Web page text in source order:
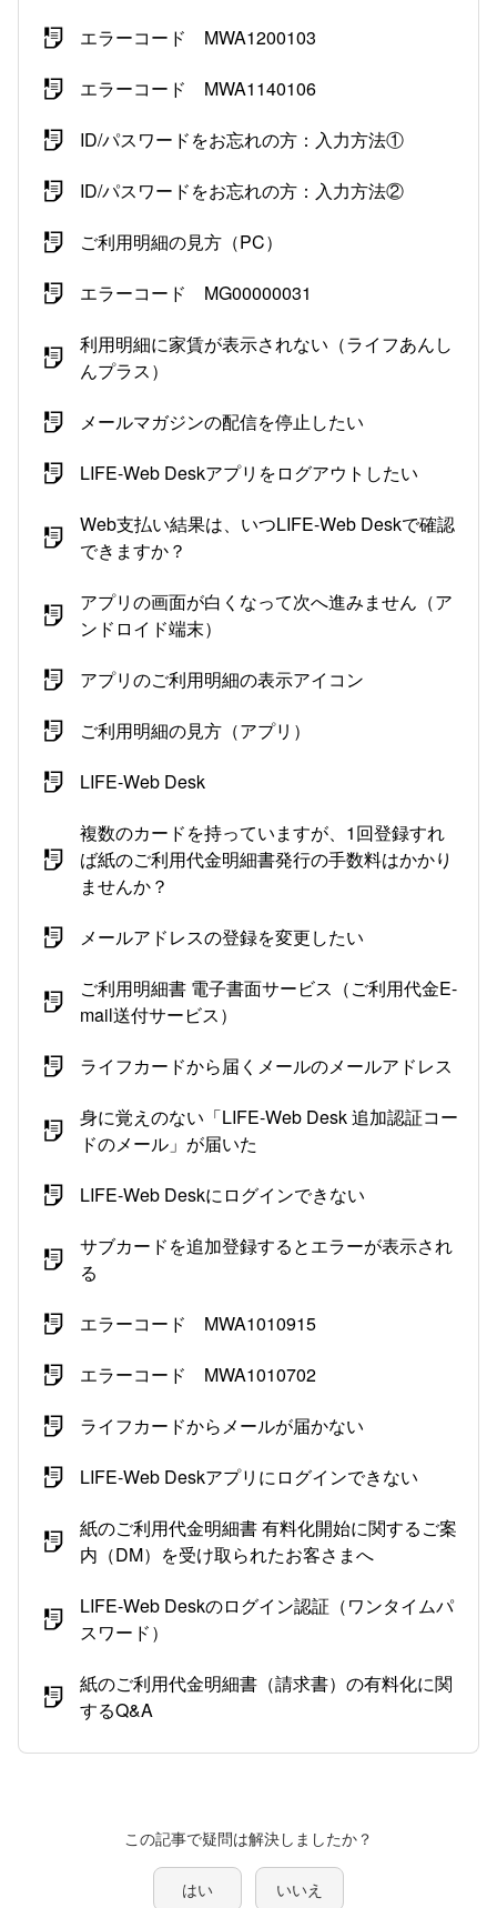
この記事で疑問は解決しましたか？
はい いいえ
エラーコード MWA1200103
エラーコード MWA1140106
ID/パスワードをお忘れの方：入力方法①
ID/パスワードをお忘れの方：入力方法②
ご利用明細の見方（PC）
エラーコード MG00000031
利用明細に家賃が表示されない（ライフあんし
んプラス）
メールマガジンの配信を停止したい
LIFE-Web Deskアプリをログアウトしたい
Web支払い結果は、いつLIFE-Web Deskで確認
できますか？
アプリの画面が白くなって次へ進みません（ア
ンドロイド端末）
アプリのご利用明細の表示アイコン
ご利用明細の見方（アプリ）
LIFE-Web Desk
複数のカードを持っていますが、1回登録すれ
ば紙のご利用代金明細書発行の手数料はかかり
ませんか？
メールアドレスの登録を変更したい
ご利用明細書 電子書面サービス（ご利用代金E-
mail送付サービス）
ライフカードから届くメールのメールアドレス
身に覚えのない「LIFE-Web Desk 追加認証コー
ドのメール」が届いた
LIFE-Web Deskにログインできない
サブカードを追加登録するとエラーが表示され
る
エラーコード MWA1010915
エラーコード MWA1010702
ライフカードからメールが届かない
LIFE-Web Deskアプリにログインできない
紙のご利用代金明細書 有料化開始に関するご案
内（DM）を受け取られたお客さまへ
LIFE-Web Deskのログイン認証（ワンタイムパ
スワード）
紙のご利用代金明細書（請求書）の有料化に関
するQ&A